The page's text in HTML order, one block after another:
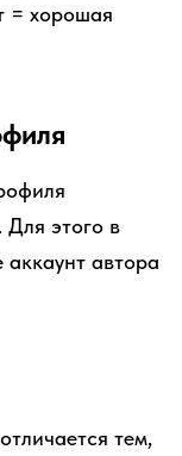
= хорошая
этого в
аккаунт автора
тем,